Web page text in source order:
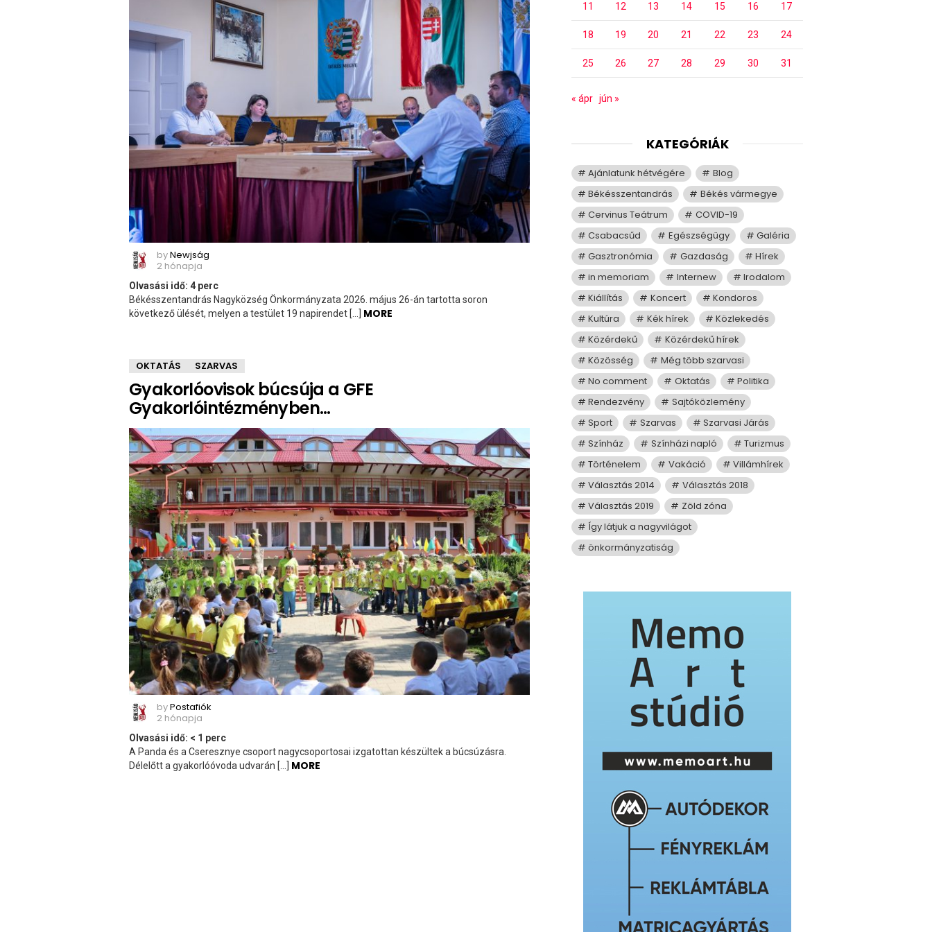
byNewjság
2 hónapja
Olvasási idő: 4 perc
Békésszentandrás Nagyközség Önkormányzata 2026. május 26-án tartotta soron
következő ülését, melyen a testület 19 napirendet […] MORE
OKTATÁS SZARVAS
Gyakorlóovisok búcsúja a GFE
Gyakorlóintézményben…
byPostafiók
2 hónapja
Olvasási idő: < 1 perc
A Panda és a Cseresznye csoport nagycsoportosai izgatottan készültek a búcsúzásra.
Délelőtt a gyakorlóóvoda udvarán […] MORE
11 12 13 14 15 16 17
18 19 20 21 22 23 24
25 26 27 28 29 30 31
« ápr jún »
KATEGÓRIÁK
Ajánlatunk hétvégére
Blog
Békésszentandrás
Békés vármegye
Cervinus Teátrum
COVID-19
Csabacsűd
Egészségügy
Galéria
Gasztronómia
Gazdaság
Hírek
in memoriam
Internew
Irodalom
Kiállítás
Koncert
Kondoros
Kultúra
Kék hírek
Közlekedés
Közérdekű
Közérdekű hírek
Közösség
Még több szarvasi
No comment
Oktatás
Politika
Rendezvény
Sajtóközlemény
Sport
Szarvas
Szarvasi Járás
Színház
Színházi napló
Turizmus
Történelem
Vakáció
Villámhírek
Választás 2014
Választás 2018
Választás 2019
Zöld zóna
Így látjuk a nagyvilágot
önkormányzatiság